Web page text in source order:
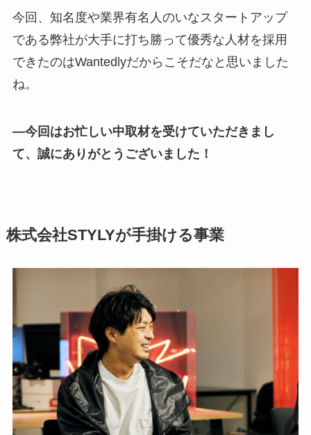
今回、知名度や業界有名人のいなスタートアップ
である弊社が大手に打ち勝って優秀な人材を採用
できたのはWantedlyだからこそだなと思いました
ね。
―今回はお忙しい中取材を受けていただきまし
て、誠にありがとうございました！
株式会社STYLYが手掛ける事業